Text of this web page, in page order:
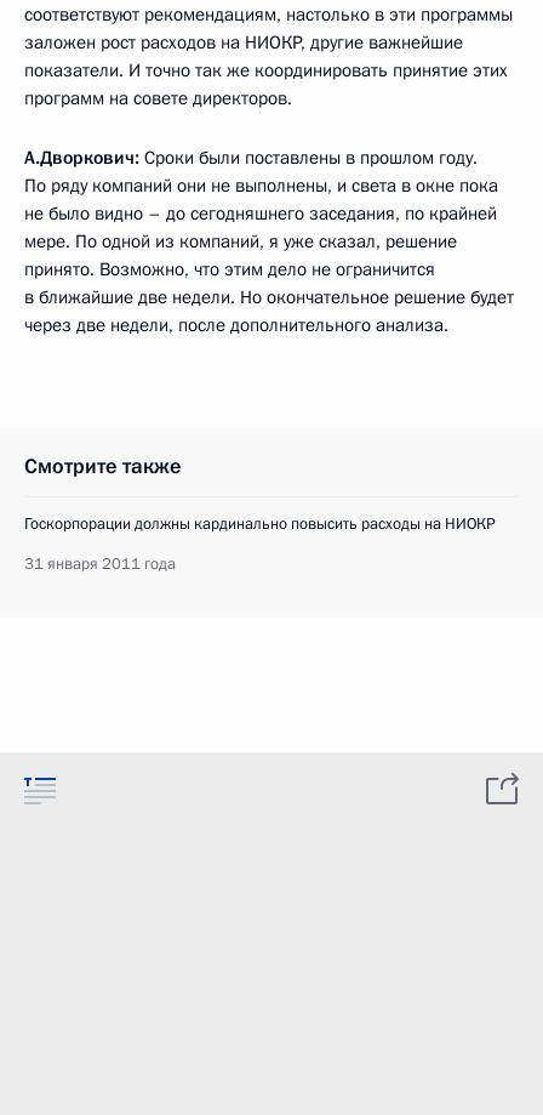
соответствуют рекомендациям, настолько в эти программы
заложен рост расходов на НИОКР, другие важнейшие
показатели. И точно так же координировать принятие этих
программ на совете директоров.
А.Дворкович: Сроки были поставлены в прошлом году.
По ряду компаний они не выполнены, и света в окне пока
не было видно – до сегодняшнего заседания, по крайней
мере. По одной из компаний, я уже сказал, решение
принято. Возможно, что этим дело не ограничится
в ближайшие две недели. Но окончательное решение будет
через две недели, после дополнительного анализа.
Смотрите также
Госкорпорации должны кардинально повысить расходы на НИОКР
31 января 2011 года